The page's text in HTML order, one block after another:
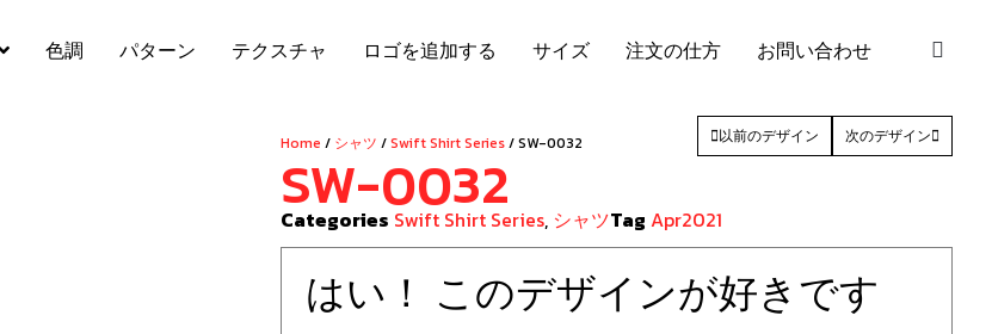
色調 パターン テクスチャ ロゴを追加する サイズ 注文の仕方 お問い合わせ
Home / シャツ /Swift Shirt Series/ SW-0032 以前のデザイン 次のデザイン
SW-0032
Categories Swift Shirt Series, シャツTag Apr2021
はい！ このデザインが好きです